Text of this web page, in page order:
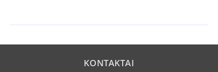
KONTAKTAI